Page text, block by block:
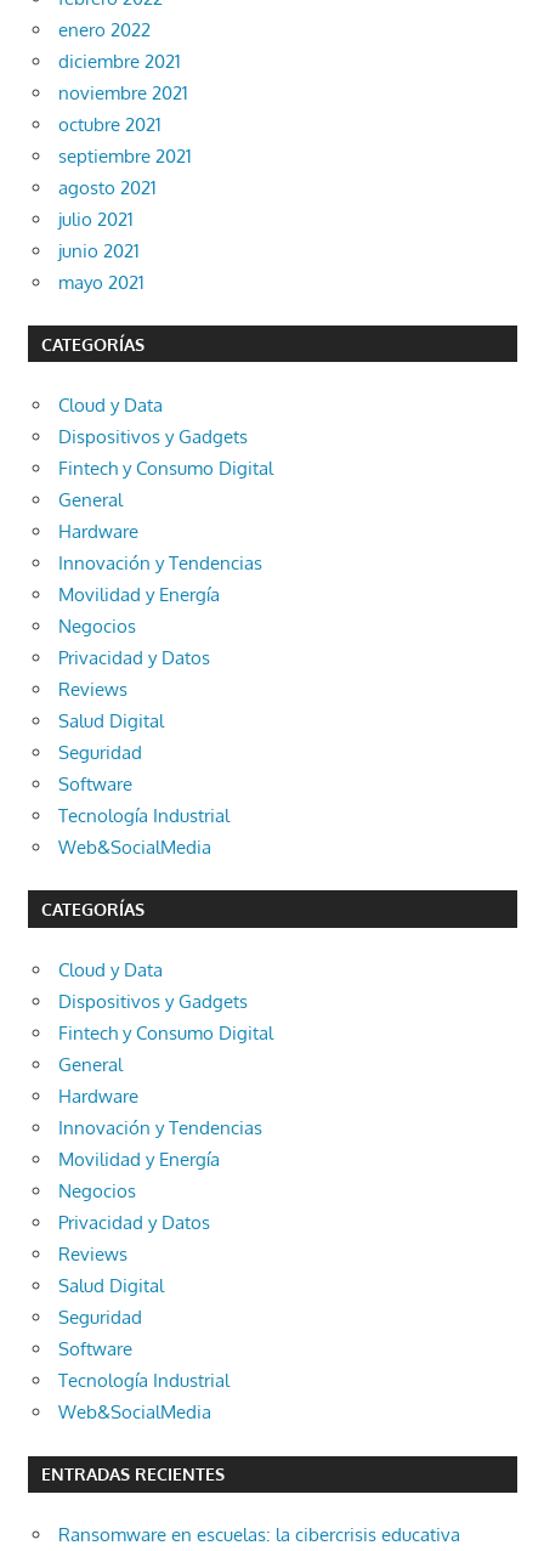
enero 2022
diciembre 2021
noviembre 2021
octubre 2021
septiembre 2021
agosto 2021
julio 2021
junio 2021
mayo 2021
CATEGORÍAS
Cloud y Data
Dispositivos y Gadgets
Fintech y Consumo Digital
General
Hardware
Innovación y Tendencias
Movilidad y Energía
Negocios
Privacidad y Datos
Reviews
Salud Digital
Seguridad
Software
Tecnología Industrial
Web&SocialMedia
CATEGORÍAS
Cloud y Data
Dispositivos y Gadgets
Fintech y Consumo Digital
General
Hardware
Innovación y Tendencias
Movilidad y Energía
Negocios
Privacidad y Datos
Reviews
Salud Digital
Seguridad
Software
Tecnología Industrial
Web&SocialMedia
ENTRADAS RECIENTES
Ransomware en escuelas: la cibercrisis educativa